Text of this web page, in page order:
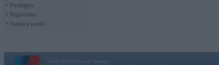
• Pieslēgties
• Reģistrēties
• Aizmirsi paroli?
Vortāls BMWPower.lv darbojas